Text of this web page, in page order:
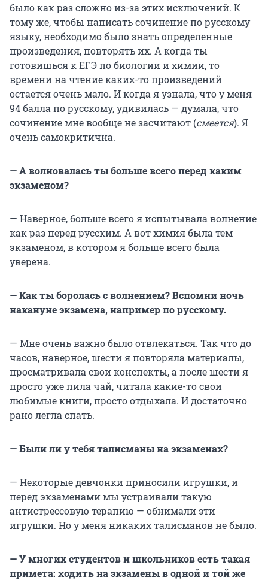
было как раз сложно из-за этих исключений. К
тому же, чтобы написать сочинение по русскому
языку, необходимо было знать определенные
произведения, повторять их. А когда ты
готовишься к ЕГЭ по биологии и химии, то
времени на чтение каких-то произведений
остается очень мало. И когда я узнала, что у меня
94 балла по русскому, удивилась — думала, что
сочинение мне вообще не засчитают (смеется). Я
очень самокритична.
— А волновалась ты больше всего перед каким
экзаменом?
— Наверное, больше всего я испытывала волнение
как раз перед русским. А вот химия была тем
экзаменом, в котором я больше всего была
уверена.
— Как ты боролась с волнением? Вспомни ночь
накануне экзамена, например по русскому.
— Мне очень важно было отвлекаться. Так что до
часов, наверное, шести я повторяла материалы,
просматривала свои конспекты, а после шести я
просто уже пила чай, читала какие-то свои
любимые книги, просто отдыхала. И достаточно
рано легла спать.
— Были ли у тебя талисманы на экзаменах?
— Некоторые девчонки приносили игрушки, и
перед экзаменами мы устраивали такую
антистрессовую терапию — обнимали эти
игрушки. Но у меня никаких талисманов не было.
— У многих студентов и школьников есть такая
примета: ходить на экзамены в одной и той же